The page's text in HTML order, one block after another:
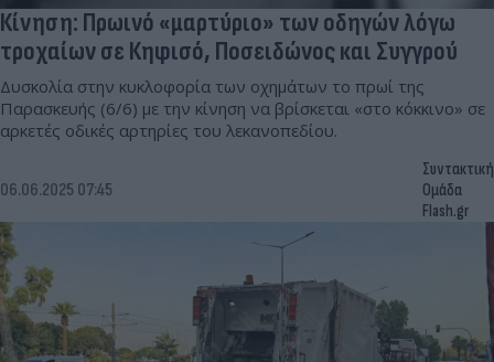
Κίνηση: Πρωινό «μαρτύριο» των οδηγών λόγω
τροχαίων σε Κηφισό, Ποσειδώνος και Συγγρού
Δυσκολία στην κυκλοφορία των οχημάτων το πρωί της
Παρασκευής (6/6) με την κίνηση να βρίσκεται «στο κόκκινο» σε
αρκετές οδικές αρτηρίες του λεκανοπεδίου.
06.06.2025 07:45
Συντακτική
Ομάδα
Flash.gr